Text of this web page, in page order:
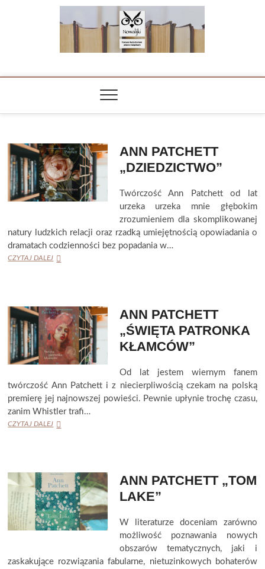
NOWALIJKI
ANN PATCHETT
„DZIEDZICTWO”
Twórczość Ann Patchett od lat
urzeka urzeka mnie głębokim
zrozumieniem dla skomplikowanej
natury ludzkich relacji oraz rzadką umiejętnością opowiadania o
dramatach codzienności bez popadania w…
CZYTAJ DALEJANN
ANN PATCHETT
„ŚWIĘTA PATRONKA
KŁAMCÓW”
Od lat jestem wiernym fanem
twórczość Ann Patchett i z niecierpliwością czekam na polską
premierę jej najnowszej powieści. Pewnie upłynie trochę czasu,
zanim Whistler trafi…
CZYTAJ DALEJANN
ANN PATCHETT „TOM
LAKE”
W literaturze doceniam zarówno
możliwość poznawania nowych
obszarów tematycznych, jaki i
zaskakujące rozwiązania fabularne, nietuzinkowych bohaterów